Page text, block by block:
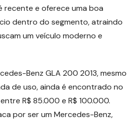
recente e oferece uma boa
dentro do segmento, atraindo
um veículo moderno e
Benz GLA 200 2013, mesmo
de uso, ainda é encontrado no
R$ 85.000 e R$ 100.000.
por ser um Mercedes-Benz,